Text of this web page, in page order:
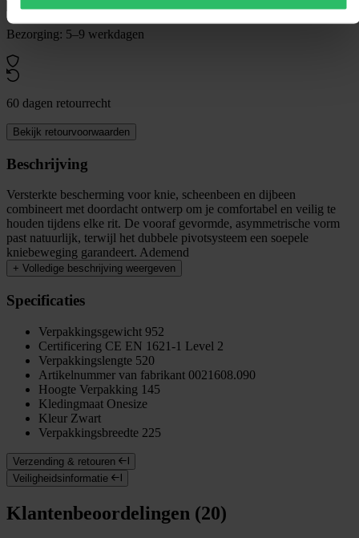
Bezorging: 5–9 werkdagen
60 dagen retourrecht
Bekijk retourvoorwaarden
Beschrijving
Versterkte bescherming voor knie, scheenbeen en dijbeen
combineert met doordacht ontwerp om je comfortabel en veilig te
houden tijdens elke rit. De vooraf gevormde, asymmetrische vorm
past natuurlijk, terwijl het dubbele pivotsysteem een soepele
kniebeweging garandeert. Ademend
+ Volledige beschrijving weergeven
Specificaties
Verpakkingsgewicht 952
Certificering CE EN 1621-1 Level 2
Verpakkingslengte 520
Artikelnummer van fabrikant 0021608.090
Hoogte Verpakking 145
Kledingmaat Onesize
Kleur Zwart
Verpakkingsbreedte 225
Verzending & retouren
Veiligheidsinformatie
Klantenbeoordelingen (20)